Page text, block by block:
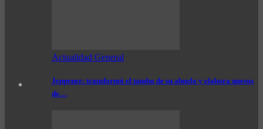
Actualidad General
Jeppener: transformó el tambo de su abuelo y elabora quesos
de…